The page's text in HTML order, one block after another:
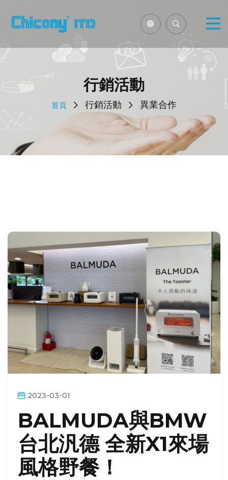
行銷活動
首頁 行銷活動 異業合作
2023-03-01
BALMUDA與BMW
台北汎德 全新X1來場
風格野餐！